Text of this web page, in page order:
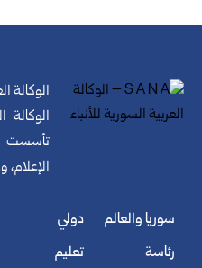
الوكالة
الوكالة
سوريا والعالم
رئاسة
دولي
تعليم